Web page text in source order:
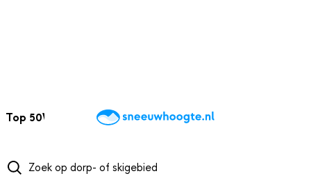
Top 50Webcams WintersportweerKaarten